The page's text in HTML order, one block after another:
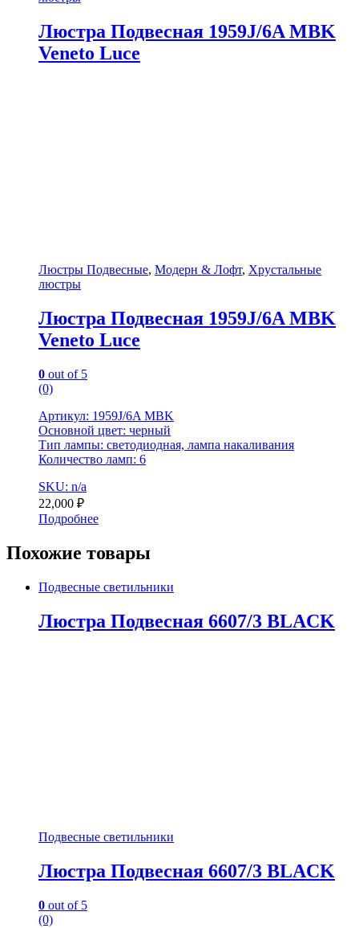
Люстра Подвесная 1959J/6A MBK
Veneto Luce
Люстры Подвесные, Модерн & Лофт, Хрустальные
люстры
Люстра Подвесная 1959J/6A MBK
Veneto Luce
0 out of 5
(0)
Артикул: 1959J/6A MBK
Основной цвет: черный
Тип лампы: светодиодная, лампа накаливания
Количество ламп: 6
SKU: n/a
22,000 ₽
Подробнее
Похожие товары
Подвесные светильники
Люстра Подвесная 6607/3 BLACK
Подвесные светильники
Люстра Подвесная 6607/3 BLACK
0 out of 5
(0)